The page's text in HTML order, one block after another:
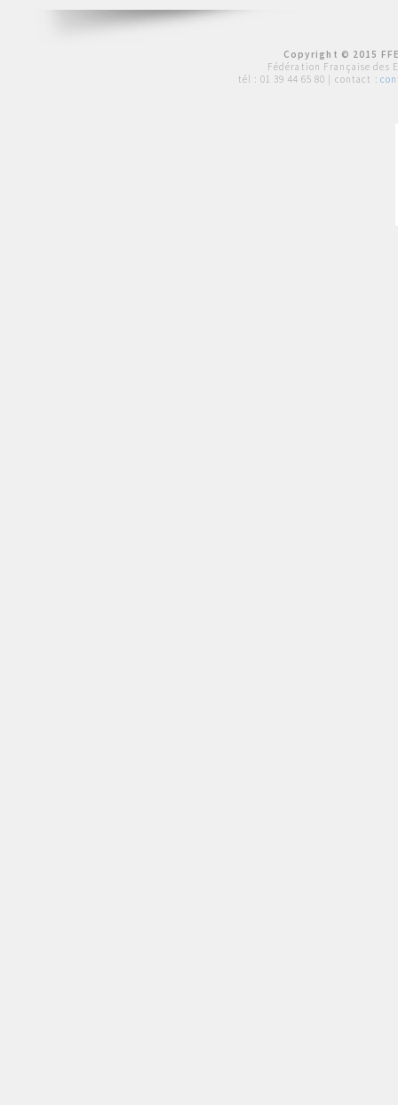
Copyright © 2015
Fédération Française des
tél : 01 39 44 65 80 | contact :